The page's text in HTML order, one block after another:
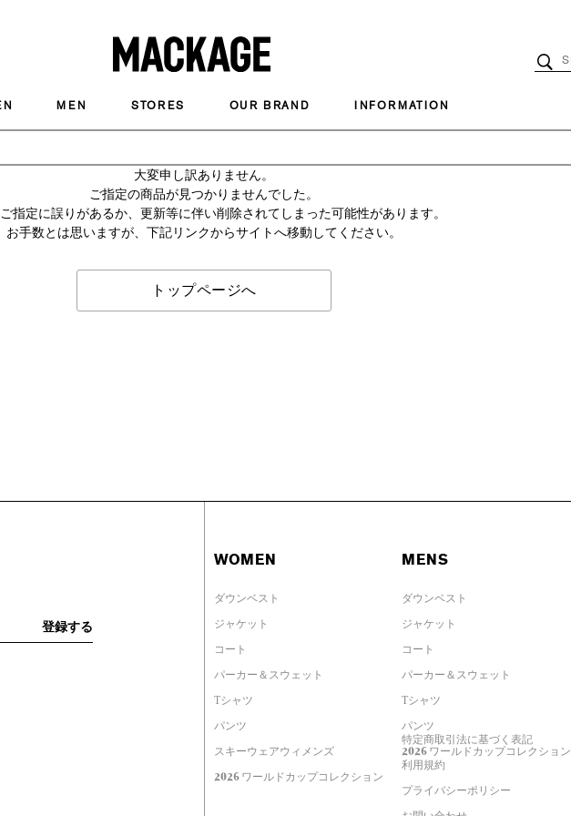
MACKAGE
Search
Catalog
MEN STORES OUR BRAND INFORMATION
大変申し訳ありません。
ご指定の商品が見つかりませんでした。
指定に誤りがあるか、更新等に伴い削除されてしまった可能性があります。
お手数とは思いますが、下記リンクからサイトへ移動してください。
トップページへ
WOMEN
ダウンベスト
ジャケット
コート
パーカー＆スウェット
Tシャツ
パンツ
スキーウェアウィメンズ
2026 ワールドカップコレクション
MENS
ダウンベスト
ジャケット
コート
パーカー＆スウェット
Tシャツ
パンツ
2026 ワールドカップコレクション
特定商取引法に基づく表記
利用規約
プライバシーポリシー